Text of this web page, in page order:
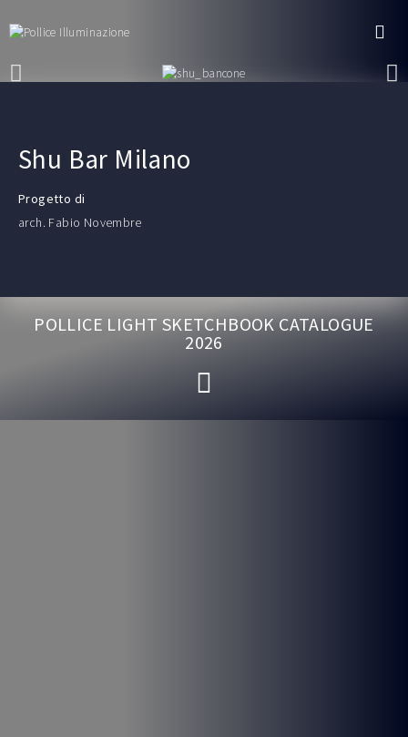
Shu Bar Milano
Progetto di
arch. Fabio Novembre
POLLICE LIGHT SKETCHBOOK CATALOGUE
2026